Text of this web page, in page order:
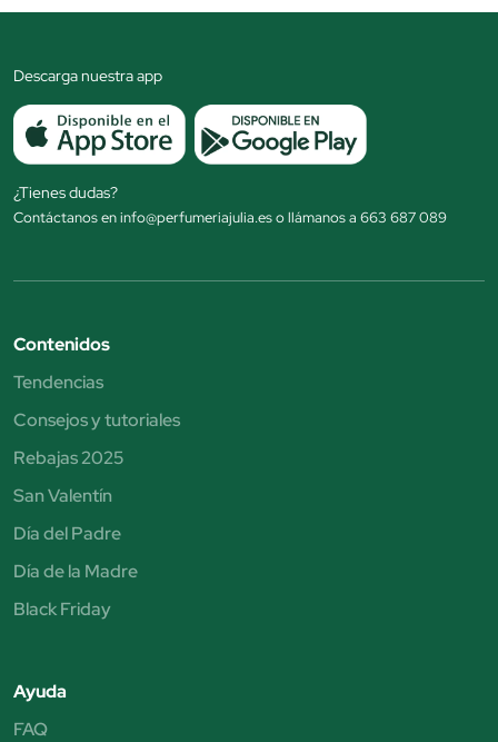
Descarga nuestra app
¿Tienes dudas?
Contáctanos en info@perfumeriajulia.es o llámanos a 663 687 089
Contenidos
Tendencias
Consejos y tutoriales
Rebajas 2025
San Valentín
Día del Padre
Día de la Madre
Black Friday
Ayuda
FAQ